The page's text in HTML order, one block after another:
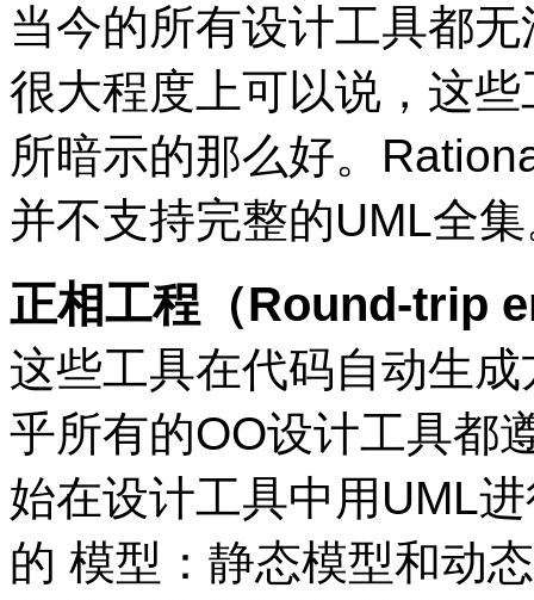
当今的所有设计工具都
很大程度上可以说，这
所暗示的那么好。
并不支持完整的UML全
正相工程（Round-trip
这些工具在代码自动生
乎所有的OO设计工具都
始在设计工具中用UML
的 模型：静态模型和动